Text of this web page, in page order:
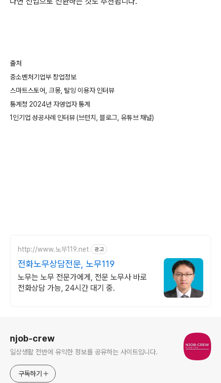
출처
중소벤처기업부 창업정보
스마트스토어, 크몽, 탈잉 이용자 인터뷰
통계청 2024년 자영업자 통계
1인기업 성공사례 인터뷰 (브런치, 블로그, 유튜브 채널)
http://www.노무119.net 광고
전화노무상담전문, 노무119
노무는 노무 전문가에게, 전문 노무사 바로
전화상담 가능, 24시간 대기 중.
njob-crew
일상생활 전반에 유익한 정보를 공유하는 사이트입니다.
구독하기